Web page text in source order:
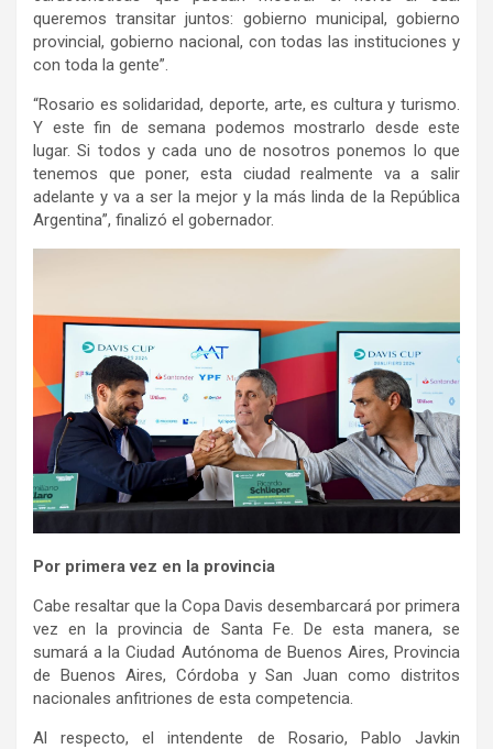
queremos transitar juntos: gobierno municipal, gobierno
provincial, gobierno nacional, con todas las instituciones y
con toda la gente”.
“Rosario es solidaridad, deporte, arte, es cultura y turismo.
Y este fin de semana podemos mostrarlo desde este
lugar. Si todos y cada uno de nosotros ponemos lo que
tenemos que poner, esta ciudad realmente va a salir
adelante y va a ser la mejor y la más linda de la República
Argentina”, finalizó el gobernador.
Por primera vez en la provincia
Cabe resaltar que la Copa Davis desembarcará por primera
vez en la provincia de Santa Fe. De esta manera, se
sumará a la Ciudad Autónoma de Buenos Aires, Provincia
de Buenos Aires, Córdoba y San Juan como distritos
nacionales anfitriones de esta competencia.
Al respecto, el intendente de Rosario, Pablo Javkin